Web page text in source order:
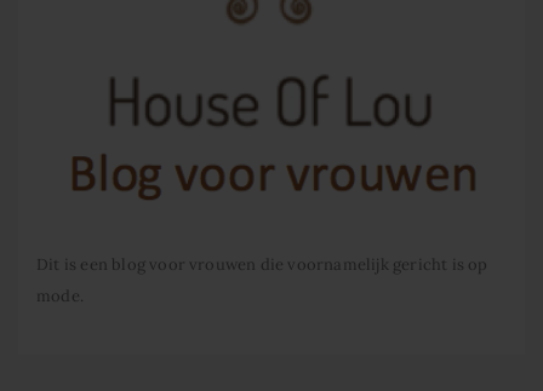
Dit is een blog voor vrouwen die voornamelijk gericht is op
mode.